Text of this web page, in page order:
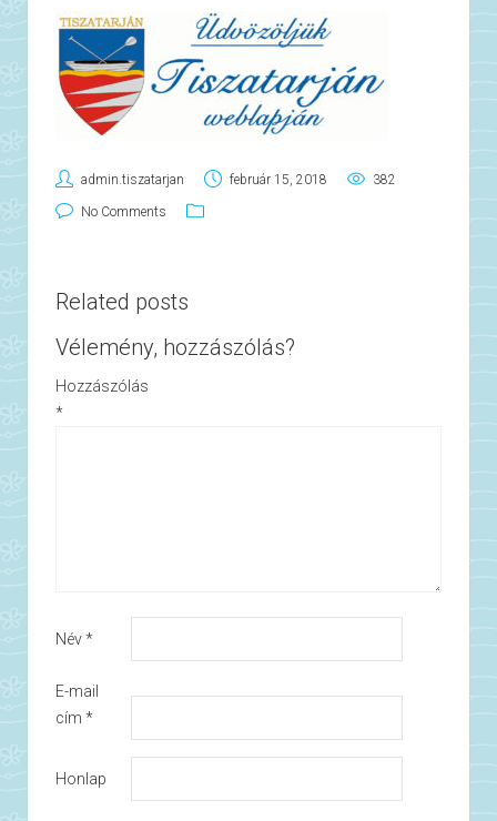
admin.tiszatarjan február 15, 2018 382
No Comments
Related posts
Vélemény, hozzászólás?
Hozzászólás
*
Név*
E-mail
cím *
Honlap